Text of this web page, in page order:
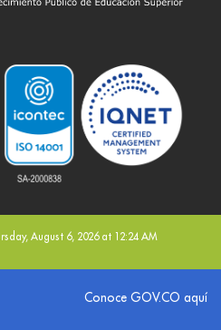
August 6, 2026 at 12:24 AM
de ColombiaConoce GOV.CO aquí